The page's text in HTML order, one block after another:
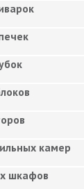
камер
шкафов